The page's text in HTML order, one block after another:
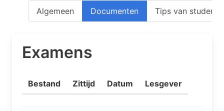
Algemeen Documenten Tips van
Examens
Bestand Zittijd Datum Lesgever